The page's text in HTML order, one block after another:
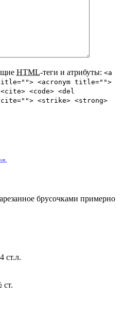
HTML-теги и атрибуты: <a
<acronym title="">
<code> <del
cite=""> <strike> <strong>
→
брусочками примерно
ст.л.
ст.